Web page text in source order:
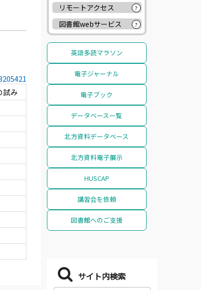
試み
リモートアクセス ?
図書館webサービス ?
英語多読マラソン
電子ジャーナル
電子ブック
データベース一覧
北方資料データベース
北方資料電子展示
HUSCAP
講習会を依頼
図書館へのご支援
サイト内検索